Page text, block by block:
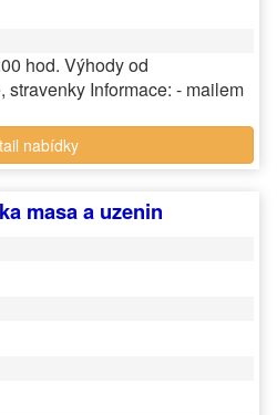
hod. Výhody od
stravenky Informace: - mailem
nabídky
masa a uzenin